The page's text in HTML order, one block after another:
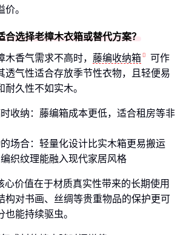
。
合选择老樟木衣箱或替代方案？
木香气需求不高时， 藤编收纳箱
可作
透气性适合存放季节性衣物，且轻便易
久性不如实木。
收纳：藤编箱成本更低，适合租房等非
场合：轻量化设计比实木箱更易搬运
织纹理能融入现代家居风格
心价值在于材质真实性带来的长期使用
构对书画、丝绸等贵重物品的保护更可
能持续驱虫。